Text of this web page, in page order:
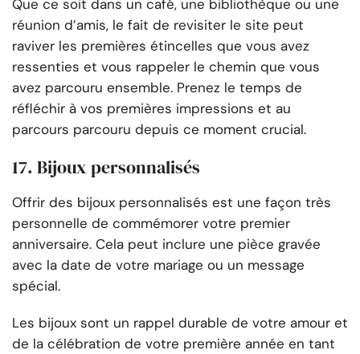
Que ce soit dans un café, une bibliothèque ou une
réunion d’amis, le fait de revisiter le site peut
raviver les premières étincelles que vous avez
ressenties et vous rappeler le chemin que vous
avez parcouru ensemble. Prenez le temps de
réfléchir à vos premières impressions et au
parcours parcouru depuis ce moment crucial.
17. Bijoux personnalisés
Offrir des bijoux personnalisés est une façon très
personnelle de commémorer votre premier
anniversaire. Cela peut inclure une pièce gravée
avec la date de votre mariage ou un message
spécial.
Les bijoux sont un rappel durable de votre amour et
de la célébration de votre première année en tant